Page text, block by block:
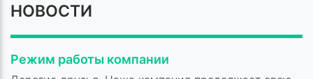
НОВОСТИ
Режим работы компании